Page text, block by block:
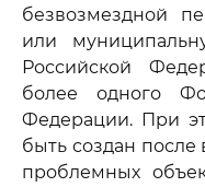
безвозмездной
или
Российской
более одного
Федерации. При
быть создан
проблемных